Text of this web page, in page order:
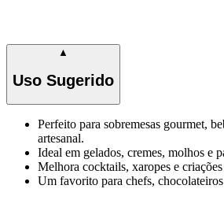
▲
Uso Sugerido
Perfeito para sobremesas gourmet,
artesanal.
Ideal em gelados, cremes, molhos e
Melhora cocktails, xaropes e
Um favorito para chefs, chocolateiros